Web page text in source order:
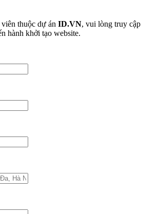
thuộc dự án ID.VN, vui lòng truy cập
hành khởi tạo website.